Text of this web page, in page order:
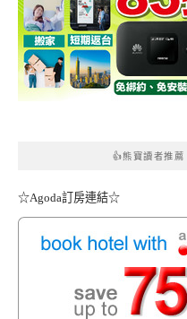
👍熊寶讀者推薦
☆Agoda訂房連結☆